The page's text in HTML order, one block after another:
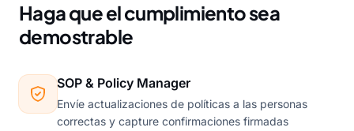
Haga que el cumplimiento sea
demostrable
SOP & Policy Manager
Envíe actualizaciones de políticas a las personas
correctas y capture confirmaciones firmadas